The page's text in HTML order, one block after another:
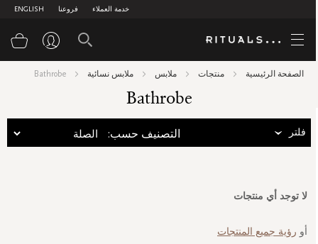
ENGLISH فروعنا خدمة العملاء
الصفحة الرئيسية منتجات ملابس ملابس نسائية Bathrobe
Bathrobe
فلتر :التصنيف حسب
لا توجد أي منتجات
أو رؤية جميع المنتجات